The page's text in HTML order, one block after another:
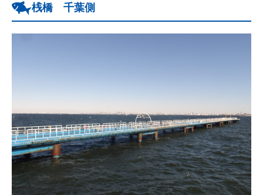
桟橋 千葉側